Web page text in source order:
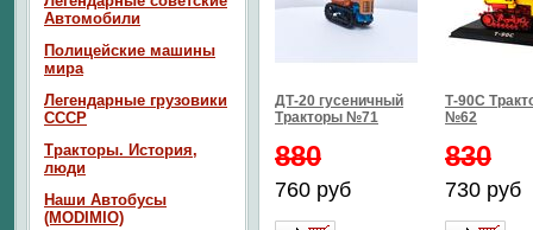
ДТ-20 гусеничный
Тракторы №71
880
760 руб
Т-90С
№62
830
730 руб
Автомобили
Полицейские машины
мира
Легендарные грузовики
СССР
Тракторы. История,
люди
Наши Автобусы
(MODIMIO)